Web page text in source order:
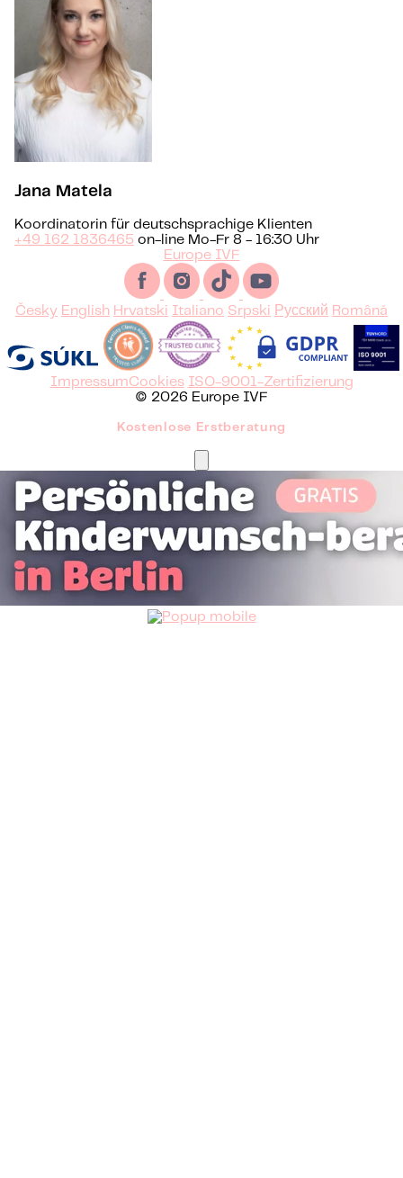
Jana Matela
Koordinatorin für deutschsprachige Klienten
+49 162 1836465 on-line Mo-Fr 8 - 16:30 Uhr
Europe IVF
Česky English Hrvatski Italiano Srpski Русский Română
ImpressumCookies ISO-9001-Zertifizierung
© 2026 Europe IVF
Kostenlose Erstberatung